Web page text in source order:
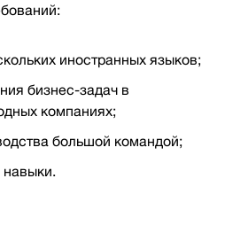
иностранных языков;
бизнес-задач в
компаниях;
большой командой;
навыки.